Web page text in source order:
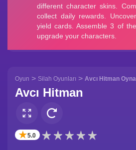
Oyun > Silah Oyunları > Avcı Hitman Oyna
Avcı Hitman
✭5.0